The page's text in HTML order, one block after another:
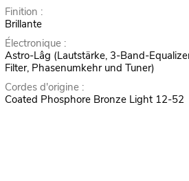
Finition :
Brillante
Électronique :
Astro-Lâg (Lautstärke, 3-Band-
Filter, Phasenumkehr und Tuner)
Cordes d'origine :
Coated Phosphore Bronze Light 12-52